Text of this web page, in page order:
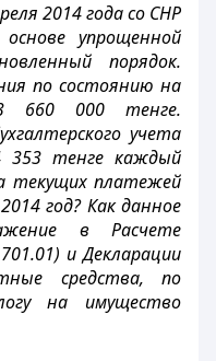
2014 года со СНР
упрощенной
порядок.
по состоянию на
660 000 тенге.
учета
353 тенге каждый
текущих платежей
год? Как данное
в Расчете
и Декларации
средства, по
на имущество